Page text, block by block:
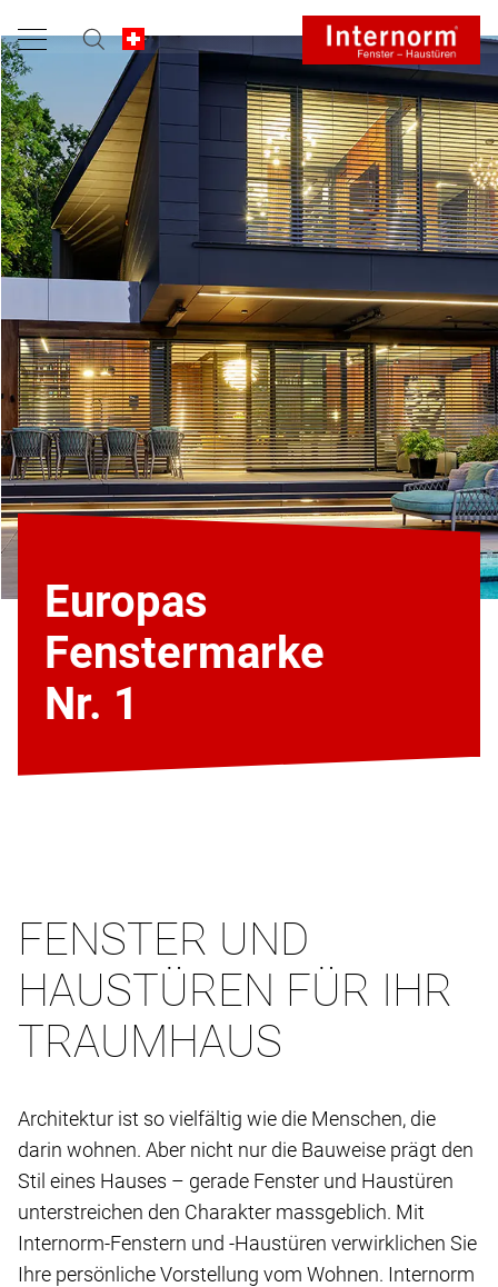
Europas
Fenstermarke
Nr. 1
FENSTER UND
HAUSTÜREN FÜR IHR
TRAUMHAUS
Architektur ist so vielfältig wie die Menschen, die
darin wohnen. Aber nicht nur die Bauweise prägt den
Stil eines Hauses – gerade Fenster und Haustüren
unterstreichen den Charakter massgeblich. Mit
Internorm-Fenstern und -Haustüren verwirklichen Sie
Ihre persönliche Vorstellung vom Wohnen. Internorm